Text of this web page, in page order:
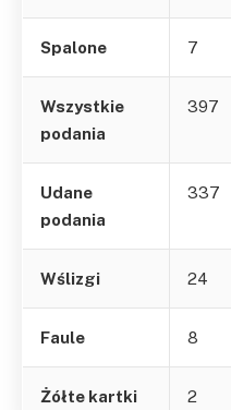
Spalone 7
Wszystkie
podania
397
Udane
podania
337
Wślizgi 24
Faule 8
Żółte kartki 2